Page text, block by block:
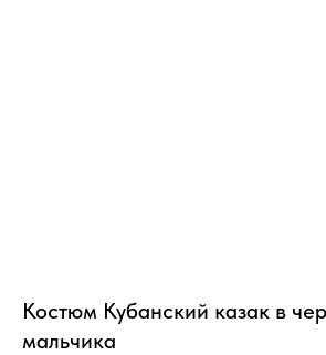
Костюм Кубанский казак в
мальчика